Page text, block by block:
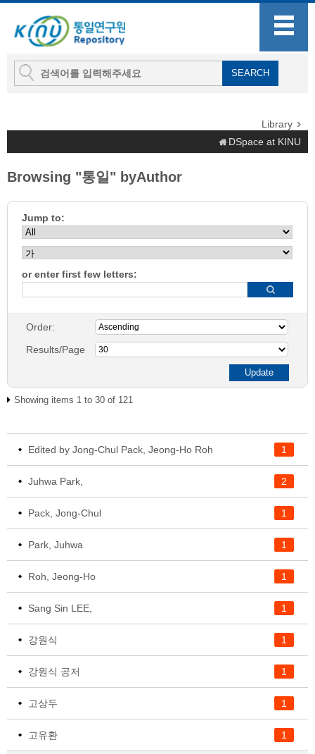
Library
DSpace at KINU
Browsing "통일" byAuthor
Jump to:
or enter first few letters:
Order:
Results/Page
Showing items 1 to 30 of 121
1
Edited by Jong-Chul Pack, Jeong-Ho Roh
2
Juhwa Park,
1
Pack, Jong-Chul
1
Park, Juhwa
1
Roh, Jeong-Ho
1
Sang Sin LEE,
1
강원식
1
강원식 공저
1
고상두
1
고유환